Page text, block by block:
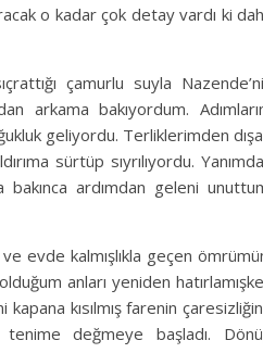
o kadar çok detay vardı ki
çamurlu suyla
arkama bakıyordum.
geliyordu. Terliklerimden
sürtüp sıyrılıyordu.
bakınca ardımdan geleni
ve evde kalmışlıkla geçen
anları yeniden
kısılmış farenin
tenime değmeye başladı.